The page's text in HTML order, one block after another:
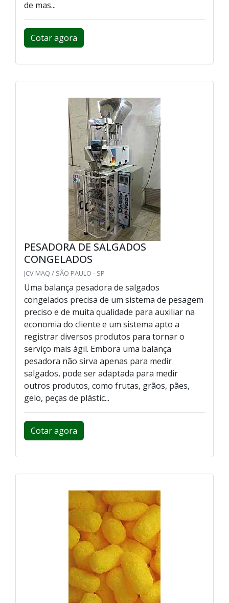
de mas...
Cotar agora
PESADORA DE SALGADOS
CONGELADOS
JCV MAQ / SÃO PAULO - SP
Uma balança pesadora de salgados
congelados precisa de um sistema de pesagem
preciso e de muita qualidade para auxiliar na
economia do cliente e um sistema apto a
registrar diversos produtos para tornar o
serviço mais ágil. Embora uma balança
pesadora não sirva apenas para medir
salgados, pode ser adaptada para medir
outros produtos, como frutas, grãos, pães,
gelo, peças de plástic...
Cotar agora